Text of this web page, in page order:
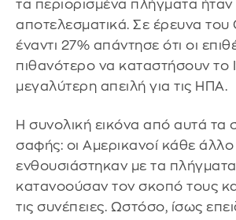
τα περιορισμένα πλήγματα ήταν
αποτελεσματικά. Σε έρευνα του
έναντι 27% απάντησε ότι οι
πιθανότερο να καταστήσουν το
μεγαλύτερη απειλή για τις ΗΠΑ.
Η συνολική εικόνα από αυτά τα
σαφής: οι Αμερικανοί κάθε
ενθουσιάστηκαν με τα
κατανοούσαν τον σκοπό τους
τις συνέπειες. Ωστόσο, ίσως